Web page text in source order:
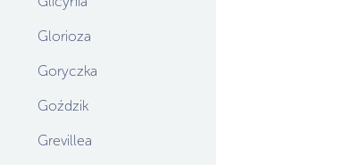
Glorioza
Goryczka
Goździk
Grevillea